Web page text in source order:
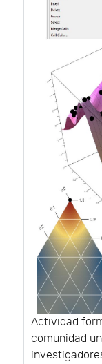
Actividad
comunidad